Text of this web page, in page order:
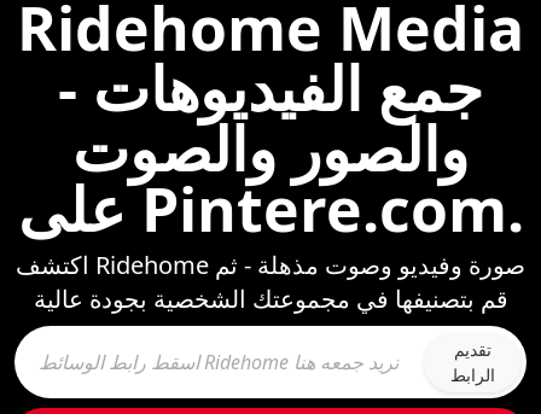
Ridehome Media
- جمع الفيديوهات
والصور والصوت
على Pintere.com.
اكتشف Ridehome صورة وفيديو وصوت مذهلة - ثم
قم بتصنيفها في مجموعتك الشخصية بجودة عالية
تقديم
الرابط